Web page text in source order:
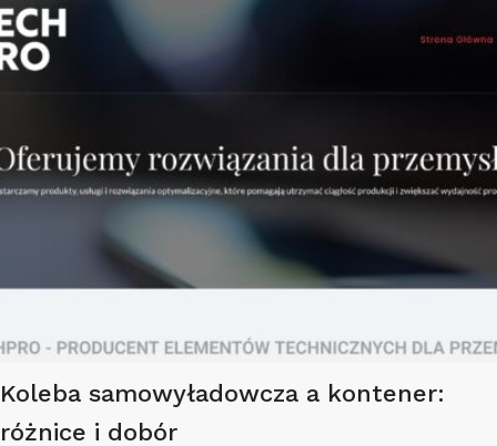
Koleba samowyładowcza a kontener:
różnice i dobór